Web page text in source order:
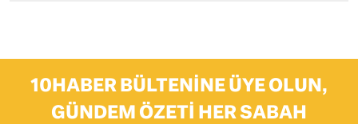
10HABER BÜLTENINE ÜYE OLUN,
GÜNDEM ÖZETI HER SABAH